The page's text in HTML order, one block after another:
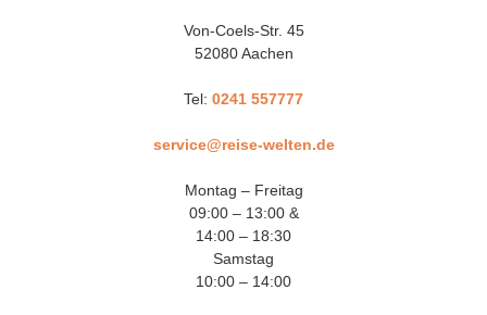
Von-Coels-Str. 45
52080 Aachen
Tel: 0241 557777
service@reise-welten.de
Montag – Freitag
09:00 – 13:00 &
14:00 – 18:30
Samstag
10:00 – 14:00